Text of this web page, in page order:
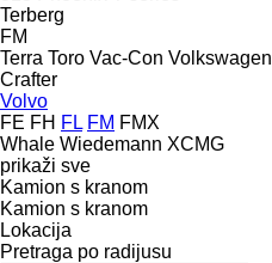
Terberg
FM
Terra Toro Vac-Con Volkswagen
Crafter
Volvo
FE FH FL FM FMX
Whale Wiedemann XCMG
prikaži sve
Kamion s kranom
Kamion s kranom
Lokacija
Pretraga po radijusu